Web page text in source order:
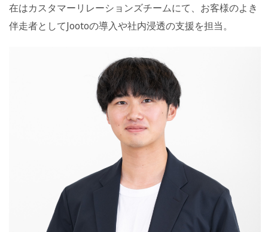
在はカスタマーリレーションズチームにて、お客様のよき
伴走者としてJootoの導入や社内浸透の支援を担当。